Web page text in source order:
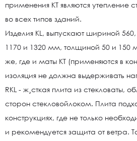
применения КТ являются утепление
во всех типов зданий.
Изделия KL, выпускают шириной
1170 и 1320 мм, толщиной 50 и 150
же, где и маты КТ (применяются в
изоляция не должна выдерживать
RKL - ж¸сткая плита из стекловаты,
сторон стекловойлоком. Плита
конструкциях, где не только
и рекомендуется защита от ветра.